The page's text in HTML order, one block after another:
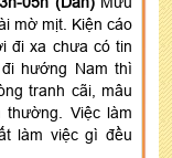
mờ mịt. Kiện cáo
đi xa chưa có tin
hướng Nam thì
tranh cãi, mâu
thường. Việc làm
làm việc gì đều